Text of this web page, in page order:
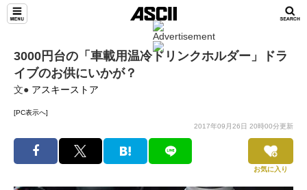
3000円台の「車載用温冷ドリンクホルダー」ドラ
イブのお供にいかが？
文● アスキーストア
[PC表示へ]
2017年09月26日 20時00分更新
お気に入り